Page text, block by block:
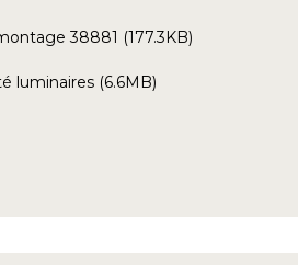
38881 (177.3KB)
luminaires (6.6MB)